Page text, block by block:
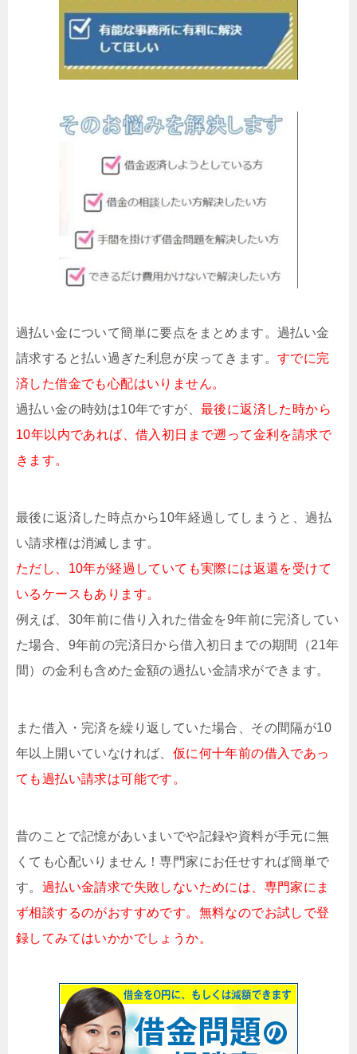
過払い金について簡単に要点をまとめます。過払い金
請求すると払い過ぎた利息が戻ってきます。 すでに完
済した借金でも心配はいりません。
過払い金の時効は10年ですが、 最後に返済した時から
10年以内であれば、借入初日まで遡って金利を請求で
きます。
最後に返済した時点から10年経過してしまうと、過払
い請求権は消滅します。
ただし、10年が経過していても実際には返還を受けて
いるケースもあります。
例えば、30年前に借り入れた借金を9年前に完済してい
た場合、9年前の完済日から借入初日までの期間（21年
間）の金利も含めた金額の過払い金請求ができます。
また借入・完済を繰り返していた場合、その間隔が10
年以上開いていなければ、 仮に何十年前の借入であっ
ても過払い請求は可能です。
昔のことで記憶があいまいでや記録や資料が手元に無
くても心配いりません！専門家にお任せすれば簡単で
す。 過払い金請求で失敗しないためには、専門家にま
ず相談するのがおすすめです。無料なのでお試しで登
録してみてはいかかでしょうか。